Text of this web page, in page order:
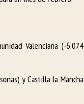
Valenciana (-6.074
y Castilla la Mancha